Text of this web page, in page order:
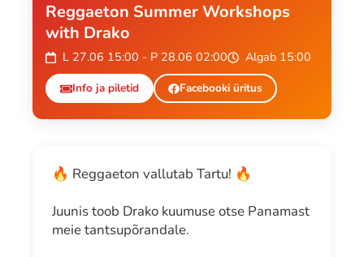
Reggaeton Summer Workshops
with Drako
L 27.06 15:00 - P 28.06 02:00 Algab 15:00
Info ja piletid Facebooki üritus
🔥 Reggaeton vallutab Tartu! 🔥
Juunis toob Drako kuumuse otse Panamast
meie tantsupõrandale.